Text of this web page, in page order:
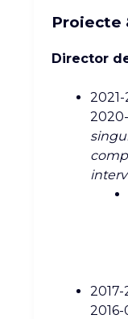
Proiecte
Director
2016-